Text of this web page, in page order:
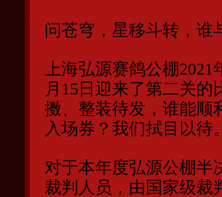
问苍穹，星移斗转，谁
上海弘源赛鸽公棚
月15日迎来了第二关
擞、整装待发，谁能顺
入场券？我们拭目以待
对于本年度弘源公棚半
裁判人员，由国家级裁